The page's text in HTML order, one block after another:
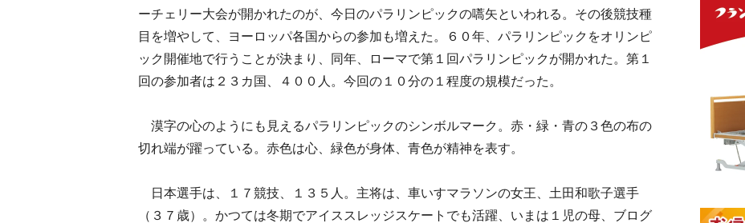
ーチェリー大会が開かれたのが、今日のパラリンピックの嚆矢といわれる。その後競技種
目を増やして、ヨーロッパ各国からの参加も増えた。６０年、パラリンピックをオリンピ
ック開催地で行うことが決まり、同年、ローマで第１回パラリンピックが開かれた。第１
回の参加者は２３カ国、４００人。今回の１０分の１程度の規模だった。
漠字の心のようにも見えるパラリンピックのシンボルマーク。赤・緑・青の３色の布の
切れ端が躍っている。赤色は心、緑色が身体、青色が精神を表す。
日本選手は、１７競技、１３５人。主将は、車いすマラソンの女王、土田和歌子選手
（３７歳）。かつては冬期でアイススレッジスケートでも活躍、いまは１児の母、ブログ